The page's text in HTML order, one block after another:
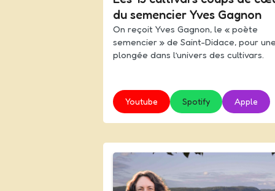
du semencier Yves Gagnon
On reçoit Yves Gagnon, le « poète
semencier » de Saint-Didace, pour
plongée dans l’univers des cultivars.
Youtube Spotify Apple